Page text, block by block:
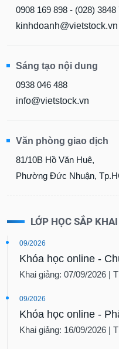
0908 169 898 - (028) 3848
kinhdoanh@vietstock.vn
Sáng tạo nội dung
0938 046 488
info@vietstock.vn
Văn phòng giao dịch
81/10B Hồ Văn Huê,
Phường Đức Nhuận,
LỚP HỌC SẮP
09/2026
Khóa học online -
Khai giảng: 07/09/2026 |
09/2026
Khóa học online -
Khai giảng: 16/09/2026 |
tư
Truyền
thông
chính
Dữ
liệu